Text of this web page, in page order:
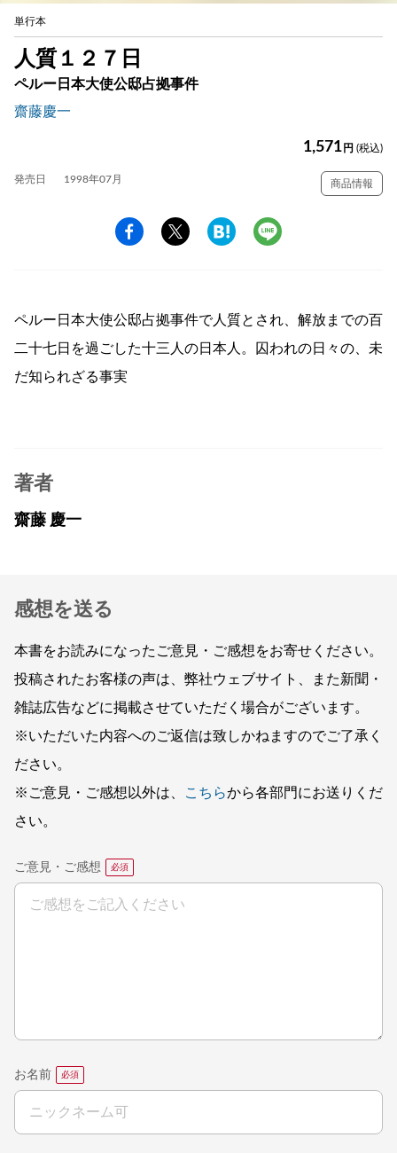
単行本
人質１２７日
ペルー日本大使公邸占拠事件
齋藤慶一
1,571 円 (税込)
発売日 1998年07月 商品情報
ペルー日本大使公邸占拠事件で人質とされ、解放までの百
二十七日を過ごした十三人の日本人。囚われの日々の、未
だ知られざる事実
著者
齋藤 慶一
感想を送る
本書をお読みになったご意見・ご感想をお寄せください。
投稿されたお客様の声は、弊社ウェブサイト、また新聞・
雑誌広告などに掲載させていただく場合がございます。
※いただいた内容へのご返信は致しかねますのでご了承く
ださい。
※ご意見・ご感想以外は、
こちらから各部門にお送りくだ
さい。
ご意見・ご感想
お名前